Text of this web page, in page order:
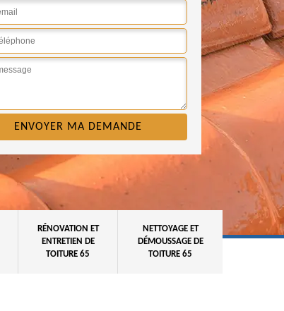
RÉNOVATION ET
ENTRETIEN DE
TOITURE 65
NETTOYAGE ET
DÉMOUSSAGE DE
TOITURE 65